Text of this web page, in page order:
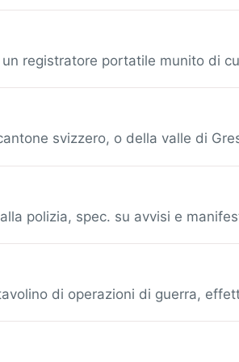
registratore portatile munito di
svizzero, o della valle di
polizia, spec. su avvisi e
di operazioni di guerra,